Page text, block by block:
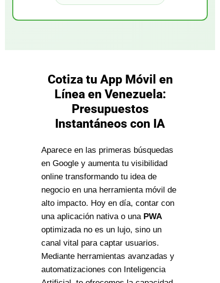
Cotiza tu App Móvil en
Línea en Venezuela:
Presupuestos
Instantáneos con IA
Aparece en las primeras búsquedas
en Google y aumenta tu visibilidad
online transformando tu idea de
negocio en una herramienta móvil de
alto impacto. Hoy en día, contar con
una aplicación nativa o una PWA
optimizada no es un lujo, sino un
canal vital para captar usuarios.
Mediante herramientas avanzadas y
automatizaciones con Inteligencia